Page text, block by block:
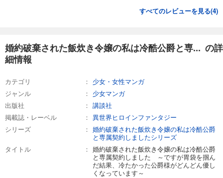
すべてのレビューを見る(4)
婚約破棄された飯炊き令嬢の私は冷酷公爵と専... の詳
細情報
カテゴリ
少女・女性マンガ
ジャンル
少女マンガ
出版社
講談社
掲載誌・レーベル
異世界ヒロインファンタジー
シリーズ
婚約破棄された飯炊き令嬢の私は冷酷公爵
と専属契約しましたシリーズ
タイトル
婚約破棄された飯炊き令嬢の私は冷酷公爵
と専属契約しました ～ですが胃袋を掴ん
だ結果、冷たかった公爵様がどんどん優し
くなっています～